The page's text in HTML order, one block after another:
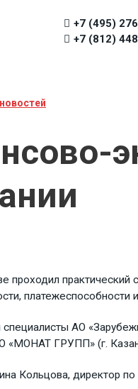
+7 (495)
+7 (812)
проходил практический
платежеспособности
АО
«МОНАТ ГРУПП» (г.
Кольцова, директор по